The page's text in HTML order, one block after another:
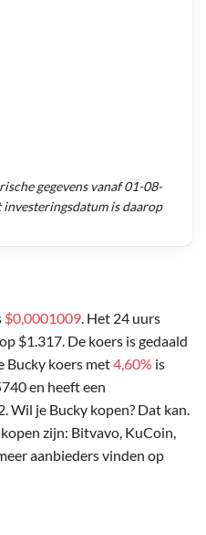
$0,0001009. Het 24 uurs
$1.317. De koers is gedaald
Bucky koers met4,60% is
en heeft een
Wil je Bucky kopen? Dat kan.
zijn: Bitvavo, KuCoin,
aanbieders vinden op
gegevens vanaf01-08-
is daarop